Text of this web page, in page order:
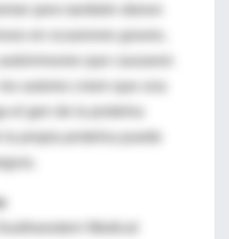
pero también dieron
en ocasiones graves,
el gen de la proteína
propia proteína puede